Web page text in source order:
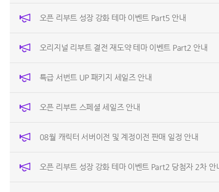
오픈 리부트 성장 강화 테마 이벤트 Part5 안내
오리지널 리부트 결전 재도약 테마 이벤트 Part2 안내
특급 서번트 UP 패키지 세일즈 안내
오픈 리부트 스페셜 세일즈 안내
08월 캐릭터 서버이전 및 계정이전 판매 일정 안내
오픈 리부트 성장 강화 테마 이벤트 Part2 당첨자 2차 안